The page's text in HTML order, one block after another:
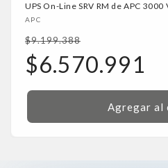
UPS On-Line SRV RM de APC
Proveedor:
APC
Precio
habitual
$9.199.388
Precio
de
oferta
$6.570.991
Agregar al